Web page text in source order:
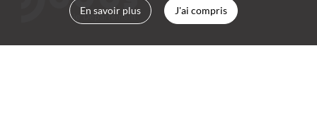
En savoir plus J'ai compris